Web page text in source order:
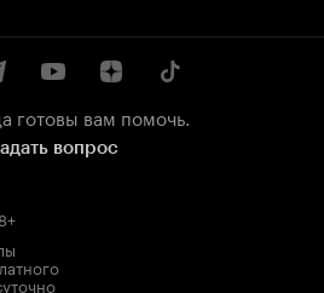
готовы вам помочь.
вопрос